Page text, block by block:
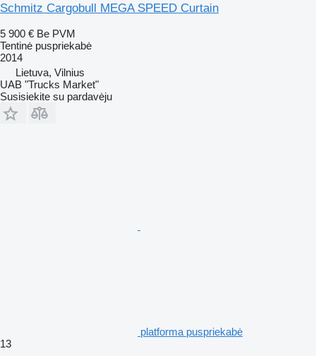
Schmitz Cargobull MEGA SPEED Curtain
5 900 € Be PVM
Tentinė puspriekabė
2014
Lietuva, Vilnius
UAB "Trucks Market"
Susisiekite su pardavėju
platforma puspriekabė
13